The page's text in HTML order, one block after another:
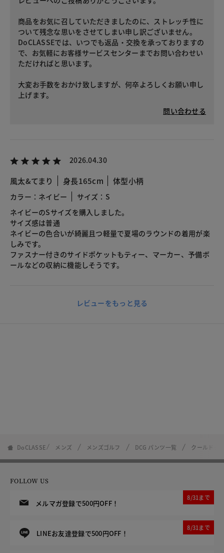
商品をお気に召していただきましたのに、ストレッチ性に
ついて残念な思いをさせてしまい申し訳ございません。
DoCLASSEでは、いつでも返品・交換を承っておりますの
で、お気軽にお客様サービスセンターまでお問い合わせい
ただければと思います。
大変お手数をおかけ致しますが、何卒よろしくお願い申し
上げます。
問い合わせる
2026.04.30
風太&てまり 身長165cm 体型小柄
カラー：ネイビー
サイズ：S
ネイビーのSサイズを購入しました。
サイズ感は普通
ネイビーの色合いが綺麗且つ軽量で夏場のラウンドの着用が楽
しみです。
ファスナー付きのサイドポケットもティー、マーカー、予備ボ
ールなどの収納に機能しそうです。
レビューをもっと見る
DoCLASSE メンズ メンズゴルフ DCG パンツ一覧 クールドッ
FOLLOW US
メルマガ登録で500円OFF！
8/31まで
LINEお友達登録で500円OFF！
8/31まで